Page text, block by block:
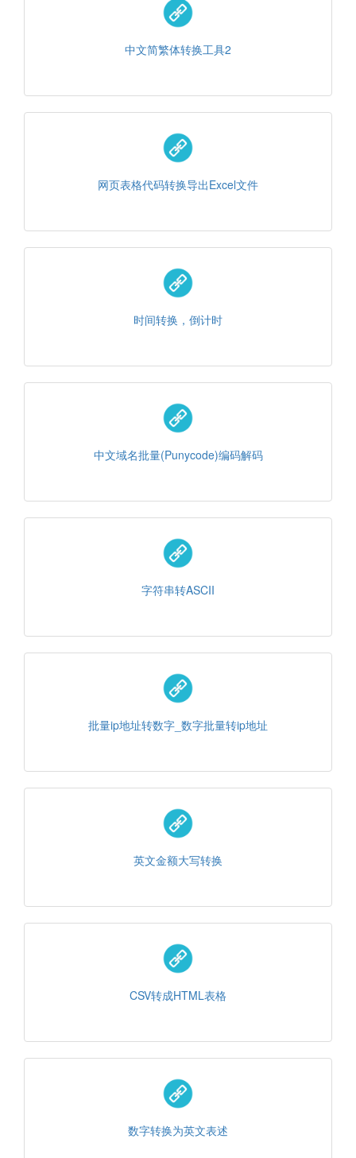
中文简繁体转换工具2
网页表格代码转换导出Excel文件
时间转换，倒计时
中文域名批量(Punycode)编码解码
字符串转ASCII
批量ip地址转数字_数字批量转ip地址
英文金额大写转换
CSV转成HTML表格
数字转换为英文表述